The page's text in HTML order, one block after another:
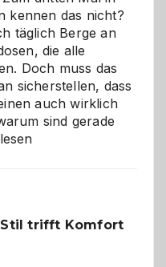
kennen das nicht?
täglich Berge an
die alle
Doch muss das
sicherstellen, dass
auch wirklich
sind gerade
Stil trifft Komfort